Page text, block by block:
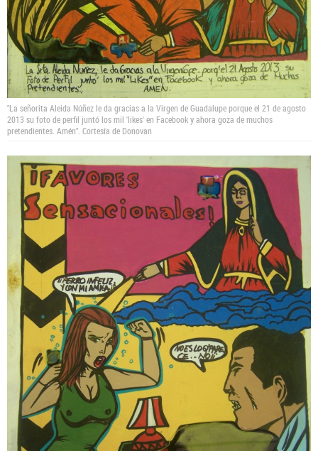
"La señorita Aleida Núñez le da gracias a la Virgen de Guadalupe porque el 21 de agosto
2013 su foto de perfil juntó los mil 'likes' en Facebook y ahora goza de muchos
pretendientes. Amén". Cortesía de Donovan